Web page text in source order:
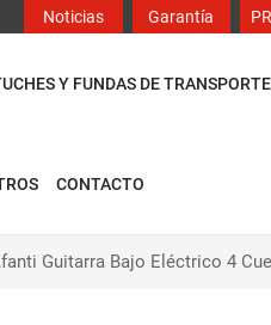
Noticias Garantía
Y FUNDAS DE TRANSPORTE
CONTACTO
Guitarra Bajo Eléctrico 4